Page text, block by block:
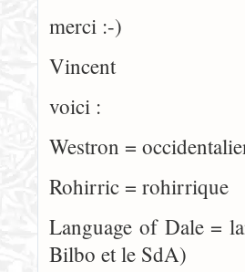
merci :-)
Vincent
voici :
Westron =
Rohirric = rohirrique
Language of Dale
Bilbo et le SdA)